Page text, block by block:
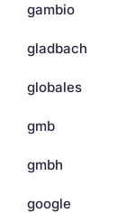
gambio
gladbach
globales
gmb
gmbh
google